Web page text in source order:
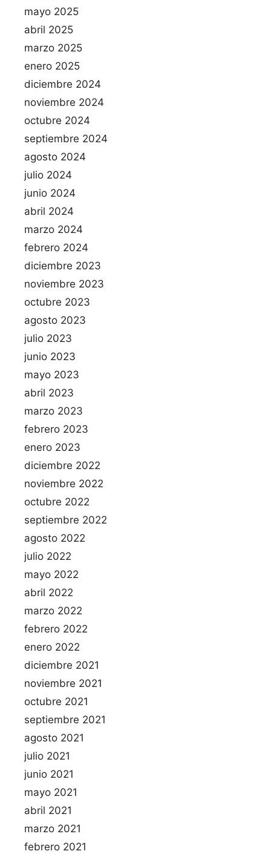
mayo 2025
abril 2025
marzo 2025
enero 2025
diciembre 2024
noviembre 2024
octubre 2024
septiembre 2024
agosto 2024
julio 2024
junio 2024
abril 2024
marzo 2024
febrero 2024
diciembre 2023
noviembre 2023
octubre 2023
agosto 2023
julio 2023
junio 2023
mayo 2023
abril 2023
marzo 2023
febrero 2023
enero 2023
diciembre 2022
noviembre 2022
octubre 2022
septiembre 2022
agosto 2022
julio 2022
mayo 2022
abril 2022
marzo 2022
febrero 2022
enero 2022
diciembre 2021
noviembre 2021
octubre 2021
septiembre 2021
agosto 2021
julio 2021
junio 2021
mayo 2021
abril 2021
marzo 2021
febrero 2021